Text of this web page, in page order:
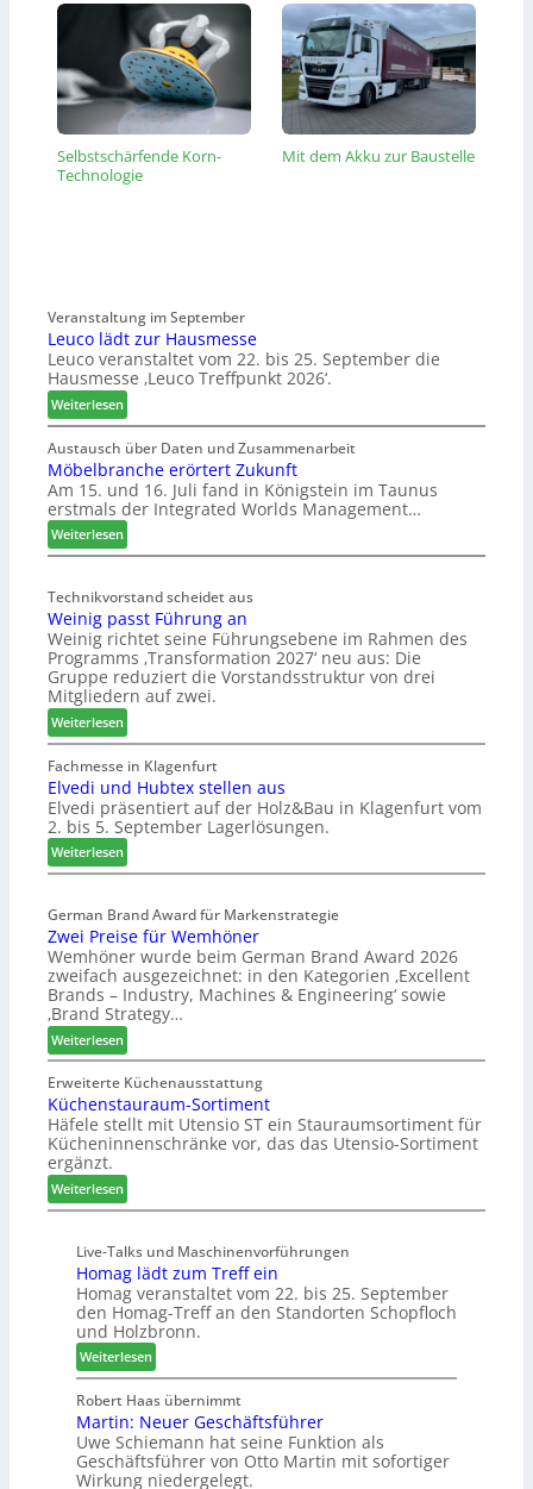
Selbstschärfende Korn-
Technologie
Mit dem Akku zur Baustelle
Veranstaltung im September
Leuco lädt zur Hausmesse
Leuco veranstaltet vom 22. bis 25. September die
Hausmesse ‚Leuco Treffpunkt 2026‘.
Weiterlesen:
L
e
u
c
o
ä
t
z
u
r
H
a
u
s
m
e
s
s
e
Austausch über Daten und Zusammenarbeit
Möbelbranche erörtert Zukunft
Am 15. und 16. Juli fand in Königstein im Taunus
erstmals der Integrated Worlds Management…
Weiterlesen:
M
b
e
l
b
r
a
n
c
h
e
e
r
ö
r
e
r
t
Z
u
k
u
f
t
Technikvorstand scheidet aus
Weinig passt Führung an
Weinig richtet seine Führungsebene im Rahmen des
Programms ‚Transformation 2027‘ neu aus: Die
Gruppe reduziert die Vorstandsstruktur von drei
Mitgliedern auf zwei.
Weiterlesen:
W
e
i
n
i
p
s
s
t
F
ü
h
r
u
n
g
a
n
Fachmesse in Klagenfurt
Elvedi und Hubtex stellen aus
Elvedi präsentiert auf der Holz&Bau in Klagenfurt vom
2. bis 5. September Lagerlösungen.
Weiterlesen:
E
v
e
d
i
u
n
d
H
u
b
t
e
x
s
t
l
l
e
n
a
u
German Brand Award für Markenstrategie
Zwei Preise für Wemhöner
Wemhöner wurde beim German Brand Award 2026
zweifach ausgezeichnet: in den Kategorien ‚Excellent
Brands – Industry, Machines & Engineering‘ sowie
‚Brand Strategy…
Weiterlesen:
Z
w
e
i
P
e
i
e
f
ü
r
W
e
m
h
ö
n
e
Erweiterte Küchenausstattung
Küchenstauraum-Sortiment
Häfele stellt mit Utensio ST ein Stauraumsortiment für
Kücheninnenschränke vor, das das Utensio-Sortiment
ergänzt.
Weiterlesen:
K
c
h
e
n
s
t
a
u
r
a
u
Live-Talks und Maschinenvorführungen
Homag lädt zum Treff ein
Homag veranstaltet vom 22. bis 25. September
den Homag-Treff an den Standorten Schopfloch
und Holzbronn.
Weiterlesen:
H
o
m
a
g
l
Robert Haas übernimmt
Martin: Neuer Geschäftsführer
Uwe Schiemann hat seine Funktion als
Geschäftsführer von Otto Martin mit sofortiger
Wirkung niedergelegt.